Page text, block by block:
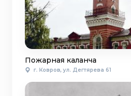
Пожарная каланча
г. Ковров, ул. Дегтярева 61